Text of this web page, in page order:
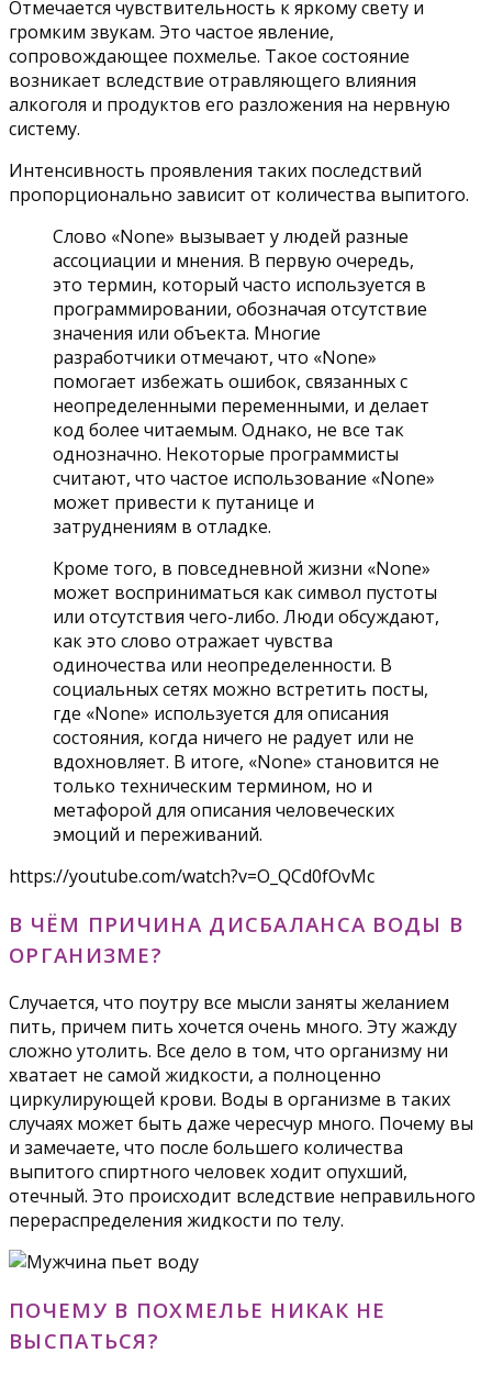
Отмечается чувствительность к яркому свету и
громким звукам. Это частое явление,
сопровождающее похмелье. Такое состояние
возникает вследствие отравляющего влияния
алкоголя и продуктов его разложения на нервную
систему.
Интенсивность проявления таких последствий
пропорционально зависит от количества выпитого.
Слово «None» вызывает у людей разные
ассоциации и мнения. В первую очередь,
это термин, который часто используется в
программировании, обозначая отсутствие
значения или объекта. Многие
разработчики отмечают, что «None»
помогает избежать ошибок, связанных с
неопределенными переменными, и делает
код более читаемым. Однако, не все так
однозначно. Некоторые программисты
считают, что частое использование «None»
может привести к путанице и
затруднениям в отладке.
Кроме того, в повседневной жизни «None»
может восприниматься как символ пустоты
или отсутствия чего-либо. Люди обсуждают,
как это слово отражает чувства
одиночества или неопределенности. В
социальных сетях можно встретить посты,
где «None» используется для описания
состояния, когда ничего не радует или не
вдохновляет. В итоге, «None» становится не
только техническим термином, но и
метафорой для описания человеческих
эмоций и переживаний.
https://youtube.com/watch?v=O_QCd0fOvMc
В ЧЁМ ПРИЧИНА ДИСБАЛАНСА ВОДЫ В
ОРГАНИЗМЕ?
Случается, что поутру все мысли заняты желанием
пить, причем пить хочется очень много. Эту жажду
сложно утолить. Все дело в том, что организму ни
хватает не самой жидкости, а полноценно
циркулирующей крови. Воды в организме в таких
случаях может быть даже чересчур много. Почему вы
и замечаете, что после большего количества
выпитого спиртного человек ходит опухший,
отечный. Это происходит вследствие неправильного
перераспределения жидкости по телу.
ПОЧЕМУ В ПОХМЕЛЬЕ НИКАК НЕ
ВЫСПАТЬСЯ?